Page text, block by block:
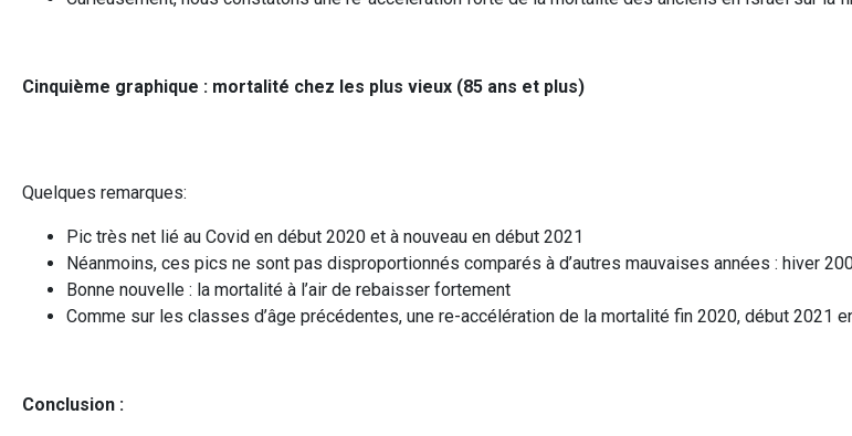
Cinquième graphique : mortalité chez les plus vieux (85 ans et plus)
Quelques remarques:
Pic très net lié au Covid en début 2020 et à nouveau en début 2021
Néanmoins, ces pics ne sont pas disproportionnés comparés à d’autres mauvaises années : hiver
Bonne nouvelle : la mortalité à l’air de rebaisser fortement
Comme sur les classes d’âge précédentes, une re-accélération de la mortalité fin 2020, début 2021
Conclusion :